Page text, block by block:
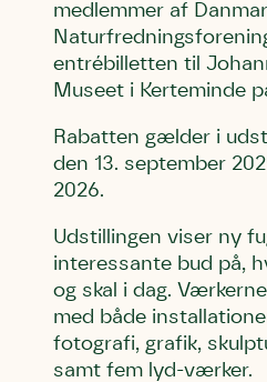
medlemmer af
entrébilletten til
Museet i Kerteminde
Rabatten gælder i
den 13. september
2026.
Udstillingen viser ny
interessante bud på,
og skal i dag.
med både
fotografi, grafik,
samt fem lyd-værker.